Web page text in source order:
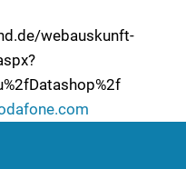
webauskunft-